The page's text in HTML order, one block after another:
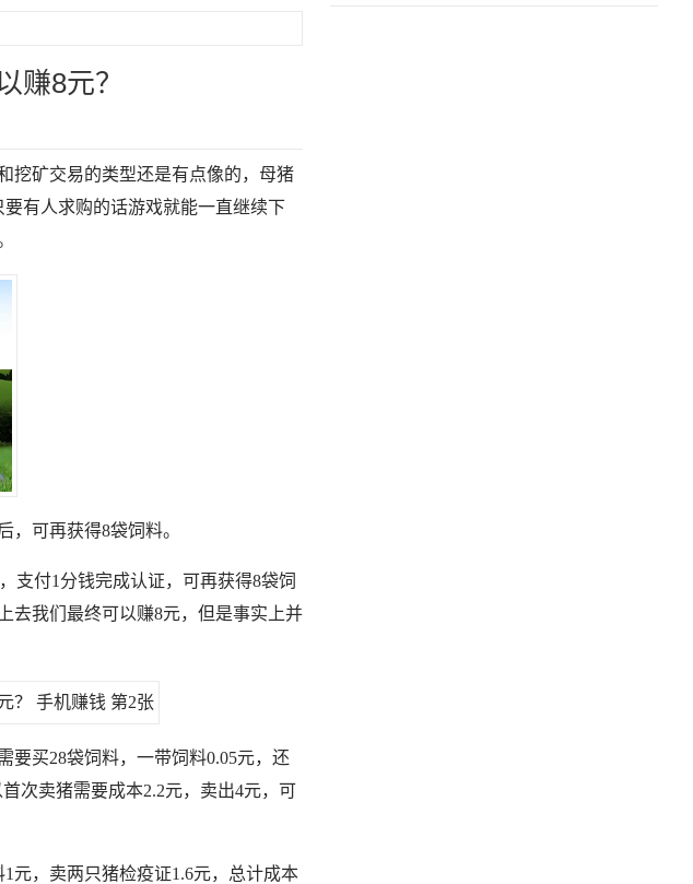
赚8元？
挖矿交易的类型还是有点像的，母猪
有人求购的话游戏就能一直继续下
，可再获得8袋饲料。
支付1分钱完成认证，可再获得8袋饲
去我们最终可以赚8元，但是事实上并
要买28袋饲料，一带饲料0.05元，还
次卖猪需要成本2.2元，卖出4元，可
元，卖两只猪检疫证1.6元，总计成本